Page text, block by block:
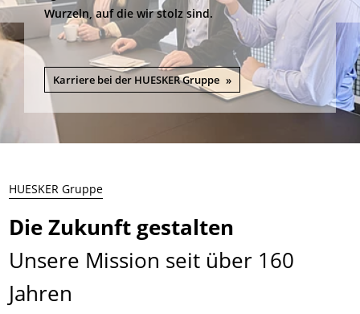
Wurzeln, auf die wir stolz sind.
Karriere bei der HUESKER Gruppe
HUESKER Gruppe
Die Zukunft gestalten
Unsere Mission seit über 160
Jahren